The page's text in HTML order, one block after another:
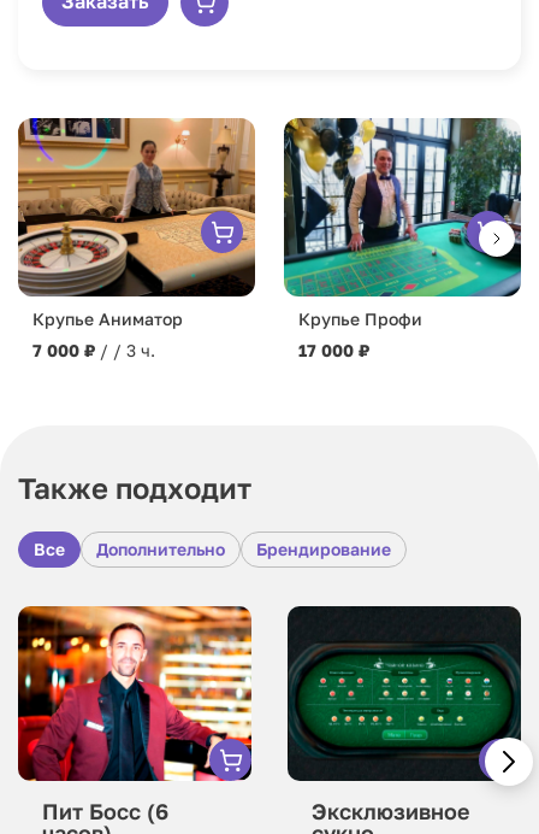
Крупье Аниматор
7 000 ₽ / / 3 ч.
Крупье Профи
17 000 ₽
Также подходит
Все Дополнительно Брендирование
Пит Босс (6
Эксклюзивное